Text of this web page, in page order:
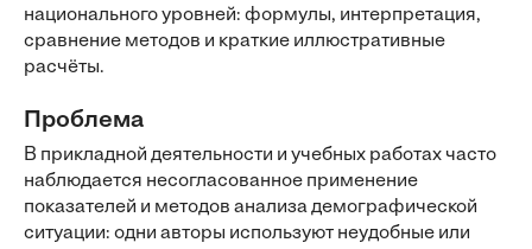
национального уровней: формулы, интерпретация,
сравнение методов и краткие иллюстративные
расчёты.
Проблема
В прикладной деятельности и учебных работах часто
наблюдается несогласованное применение
показателей и методов анализа демографической
ситуации: одни авторы используют неудобные или